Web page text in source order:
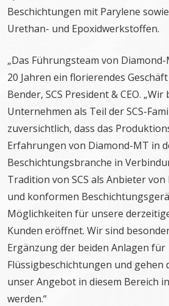
Beschichtungen mit Parylene
Urethan- und Epoxidwerkstoffen.
„Das Führungsteam von
20 Jahren ein florierendes
Bender, SCS President & CEO.
Unternehmen als Teil der SCS-
zuversichtlich, dass das
Erfahrungen von Diamond-MT in
Beschichtungsbranche in
Tradition von SCS als Anbieter von
und konformen
Möglichkeiten für unsere
Kunden eröffnet. Wir sind
Ergänzung der beiden Anlagen für
Flüssigbeschichtungen und gehen
unser Angebot in diesem Bereich
werden.“